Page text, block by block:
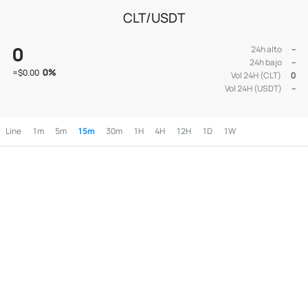
CLT/USDT
0
≈$0.00 0%
24h alto
--
24h bajo
--
Vol 24H (CLT)
0
Vol 24H (USDT)
--
Line 1m 5m 15m 30m 1H 4H 12H 1D 1W